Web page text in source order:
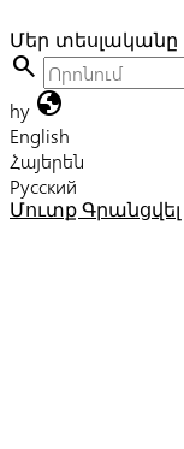
Մեր տեսլականը
search
hy globe
English
Հայերեն
Русский
Մուտք Գրանցվել